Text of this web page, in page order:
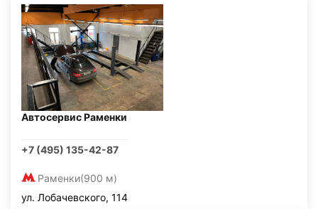
Автосервис Раменки
+7 (495) 135-42-87
Раменки(900 м)
ул. Лобачевского, 114